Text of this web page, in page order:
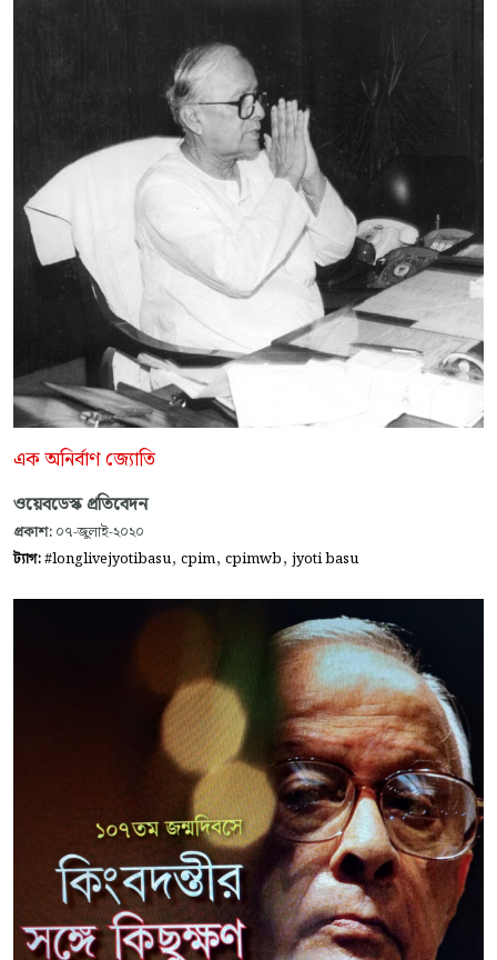
এক অনির্বাণ জ্যোতি
ওয়েবডেস্ক প্রতিবেদন
প্রকাশ: ০৭-জুলাই-২০২০
ট্যাগ:#longlivejyotibasu, cpim, cpimwb, jyoti basu